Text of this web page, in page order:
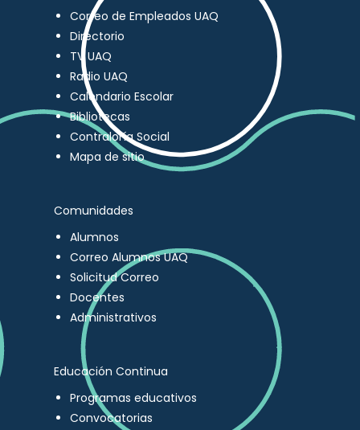
Correo de Empleados UAQ
Directorio
TV UAQ
Radio UAQ
Calendario Escolar
Bibliotecas
Contraloría Social
Mapa de sitio
Comunidades
Alumnos
Correo Alumnos UAQ
Solicitud Correo
Docentes
Administrativos
Educación Continua
Programas educativos
Convocatorias